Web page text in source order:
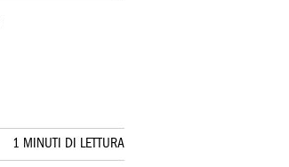
1 MINUTI DI LETTURA